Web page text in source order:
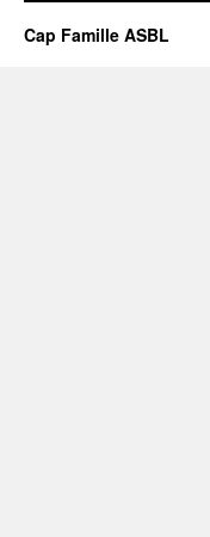
Cap Famille ASBL